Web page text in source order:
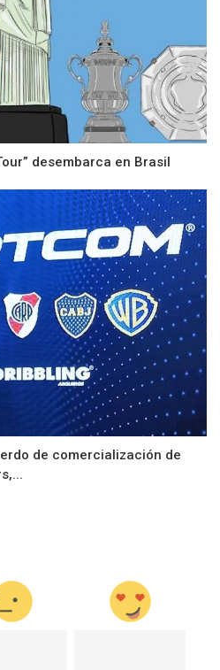
desembarca en Brasil
de comercialización de